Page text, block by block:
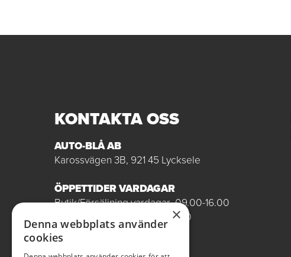
KONTAKTA OSS
AUTO-BLÅ AB
Karossvägen 3B, 921 45 Lycksele
ÖPPETTIDER VARDAGAR
Butik/Försäljning vardagar 09.00-16.00
Verkstad vardagar 07.00-16.00
Röda dagar stängt
×
Denna webbplats använder
cookies